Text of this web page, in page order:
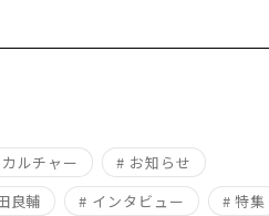
ルチャー
# お知らせ
良輔 # インタビュー
# 特集